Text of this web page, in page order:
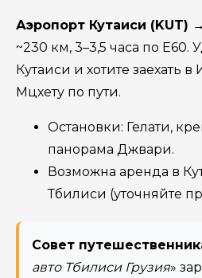
Аэропорт Кутаиси (KUT)
~230 км, 3–3,5 часа по E60.
Кутаиси и хотите заехать
Мцхету по пути.
Остановки: Гелати,
панорама Джвари.
Возможна аренда в
Тбилиси (уточняйте
Совет
авто Тбилиси Грузия»